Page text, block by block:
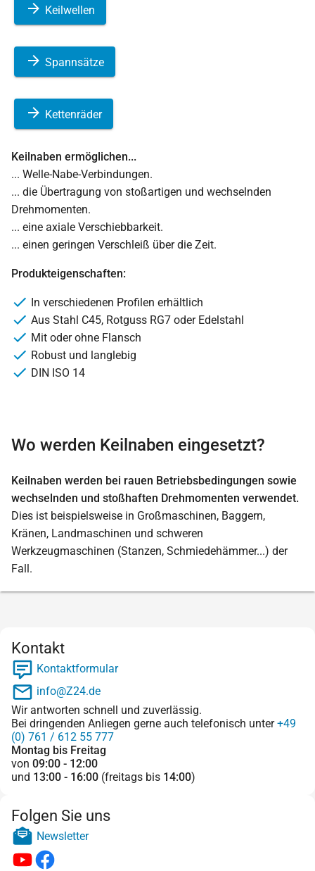
Keilwellen
Spannsätze
Kettenräder
Keilnaben ermöglichen...
... Welle-Nabe-Verbindungen.
... die Übertragung von stoßartigen und wechselnden
Drehmomenten.
... eine axiale Verschiebbarkeit.
... einen geringen Verschleiß über die Zeit.
Produkteigenschaften:
In verschiedenen Profilen erhältlich
Aus Stahl C45, Rotguss RG7 oder Edelstahl
Mit oder ohne Flansch
Robust und langlebig
DIN ISO 14
Wo werden Keilnaben eingesetzt?
Keilnaben werden bei rauen Betriebsbedingungen sowie
wechselnden und stoßhaften Drehmomenten verwendet.
Dies ist beispielsweise in Großmaschinen, Baggern,
Kränen, Landmaschinen und schweren
Werkzeugmaschinen (Stanzen, Schmiedehämmer...) der
Fall.
Kontakt
Kontaktformular
info@Z24.de
Wir antworten schnell und zuverlässig.
Bei dringenden Anliegen gerne auch telefonisch unter+49
(0) 761 / 612 55 777
Montag bis Freitag
von 09:00 - 12:00
und 13:00 - 16:00 (freitags bis 14:00)
Folgen Sie uns
Newsletter